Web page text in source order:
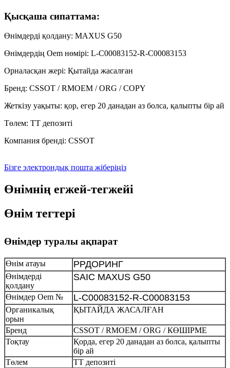
Қысқаша сипаттама:
Өнімдерді қолдану: MAXUS G50
Өнімдердің Oem нөмірі: L-C00083152-R-C00083153
Орналасқан жері: Қытайда жасалған
Бренд: CSSOT / RMOEM / ORG / COPY
Жеткізу уақыты: қор, егер 20 данадан аз болса, қалыпты бір ай
Төлем: TT депозиті
Компания бренді: CSSOT
Бізге электрондық пошта жіберіңіз
Өнімнің егжей-тегжейі
Өнім тегтері
Өнімдер туралы ақпарат
Өнім атауы РРДОРИНГ
Өнімдерді
қолдану
SAIC MAXUS G50
Өнімдер Oem № L-C00083152-R-C00083153
Органикалық
орын
ҚЫТАЙДА ЖАСАЛҒАН
Бренд
CSSOT / RMOEM / ORG / КӨШІРМЕ
Тоқтау
Қорда, егер 20 данадан аз болса, қалыпты
бір ай
Төлем
TT депозиті